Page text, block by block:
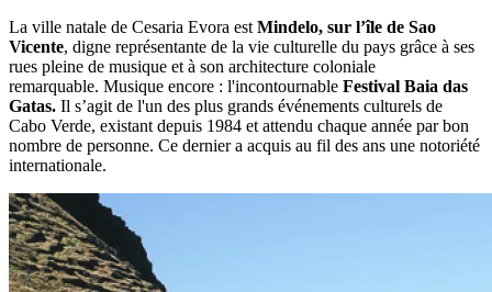
La ville natale de Cesaria Evora est Mindelo, sur l’île de Sao
Vicente, digne représentante de la vie culturelle du pays grâce à ses
rues pleine de musique et à son architecture coloniale
remarquable. Musique encore : l'incontournable Festival Baia das
Gatas. Il s’agit de l'un des plus grands événements culturels de
Cabo Verde, existant depuis 1984 et attendu chaque année par bon
nombre de personne. Ce dernier a acquis au fil des ans une notoriété
internationale.